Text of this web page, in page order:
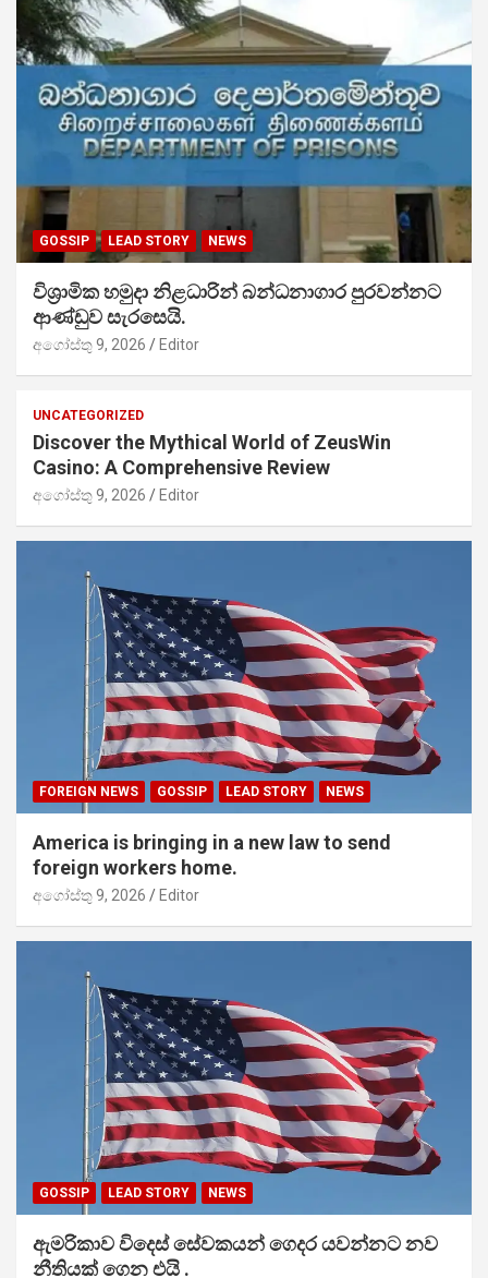
GOSSIP LEAD STORY NEWS
විශ්‍රාමික හමුදා නිළධාරින් බන්ධනාගාර පුරවන්නට
ආණ්ඩුව සැරසෙයි.
අගෝස්තු 9, 2026 Editor
UNCATEGORIZED
Discover the Mythical World of ZeusWin
Casino: A Comprehensive Review
අගෝස්තු 9, 2026 Editor
FOREIGN NEWS GOSSIP LEAD STORY NEWS
America is bringing in a new law to send
foreign workers home.
අගෝස්තු 9, 2026 Editor
GOSSIP LEAD STORY NEWS
ඇමරිකාව විදෙස් සේවකයන් ගෙදර යවන්නට නව
නීතියක් ගෙන එයි .